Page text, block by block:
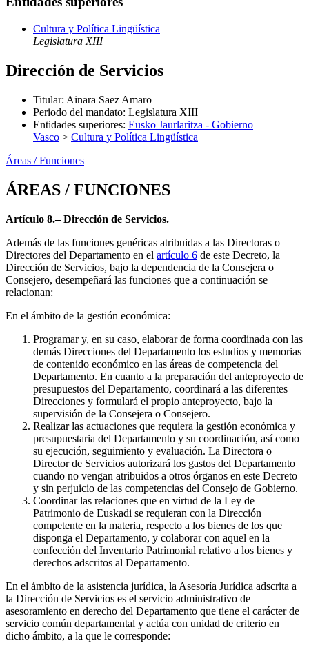
Cultura y Política Lingüística
Legislatura XIII
Dirección de Servicios
Titular: Ainara Saez Amaro
Periodo del mandato: Legislatura XIII
Entidades superiores: Eusko Jaurlaritza - Gobierno
Vasco > Cultura y Política Lingüística
Áreas / Funciones
ÁREAS / FUNCIONES
Artículo 8.– Dirección de Servicios.
Además de las funciones genéricas atribuidas a las Directoras o
Directores del Departamento en el artículo 6 de este Decreto, la
Dirección de Servicios, bajo la dependencia de la Consejera o
Consejero, desempeñará las funciones que a continuación se
relacionan:
En el ámbito de la gestión económica:
Programar y, en su caso, elaborar de forma coordinada con las
demás Direcciones del Departamento los estudios y memorias
de contenido económico en las áreas de competencia del
Departamento. En cuanto a la preparación del anteproyecto de
presupuestos del Departamento, coordinará a las diferentes
Direcciones y formulará el propio anteproyecto, bajo la
supervisión de la Consejera o Consejero.
Realizar las actuaciones que requiera la gestión económica y
presupuestaria del Departamento y su coordinación, así como
su ejecución, seguimiento y evaluación. La Directora o
Director de Servicios autorizará los gastos del Departamento
cuando no vengan atribuidos a otros órganos en este Decreto
y sin perjuicio de las competencias del Consejo de Gobierno.
Coordinar las relaciones que en virtud de la Ley de
Patrimonio de Euskadi se requieran con la Dirección
competente en la materia, respecto a los bienes de los que
disponga el Departamento, y colaborar con aquel en la
confección del Inventario Patrimonial relativo a los bienes y
derechos adscritos al Departamento.
En el ámbito de la asistencia jurídica, la Asesoría Jurídica adscrita a
la Dirección de Servicios es el servicio administrativo de
asesoramiento en derecho del Departamento que tiene el carácter de
servicio común departamental y actúa con unidad de criterio en
dicho ámbito, a la que le corresponde: